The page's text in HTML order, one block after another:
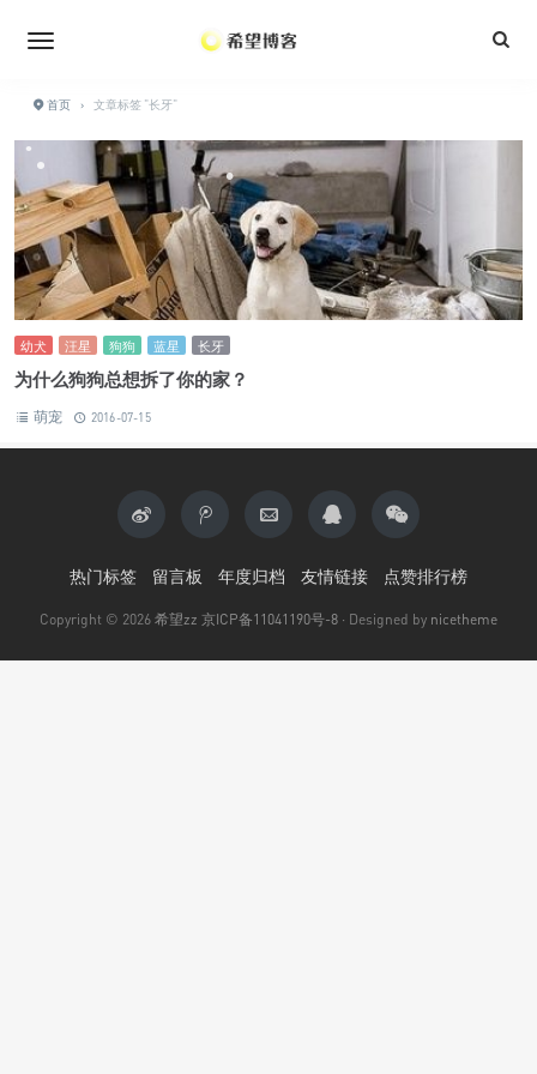
首页 › 文章标签 "长牙"
幼犬 汪星 狗狗 蓝星 长牙
为什么狗狗总想拆了你的家？
萌宠 2016-07-15
热门标签 留言板 年度归档 友情链接 点赞排行榜
Copyright © 2026 希望zz 京ICP备11041190号-8 · Designed by nicetheme
•
•
• •